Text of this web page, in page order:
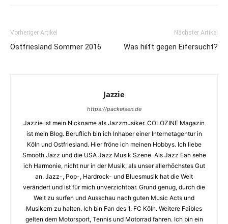
Vorheriger Artikel
Ostfriesland Sommer 2016
Nächster Artikel
Was hilft gegen Eifersucht?
Jazzie
https://packeisen.de
Jazzie ist mein Nickname als Jazzmusiker. COLOZINE Magazin
ist mein Blog. Beruflich bin ich Inhaber einer Internetagentur in
Köln und Ostfriesland. Hier fröne ich meinen Hobbys. Ich liebe
Smooth Jazz und die USA Jazz Musik Szene. Als Jazz Fan sehe
ich Harmonie, nicht nur in der Musik, als unser allerhöchstes Gut
an. Jazz-, Pop-, Hardrock- und Bluesmusik hat die Welt
verändert und ist für mich unverzichtbar. Grund genug, durch die
Welt zu surfen und Ausschau nach guten Music Acts und
Musikern zu halten. Ich bin Fan des 1. FC Köln. Weitere Faibles
gelten dem Motorsport, Tennis und Motorrad fahren. Ich bin ein